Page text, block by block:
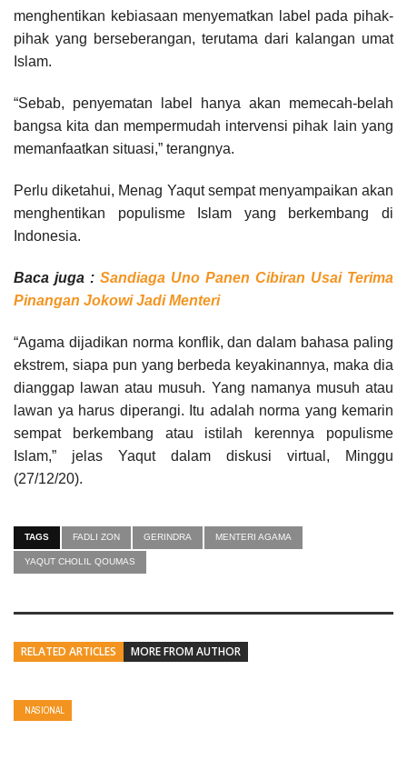
menghentikan kebiasaan menyematkan label pada pihak-
pihak yang berseberangan, terutama dari kalangan umat
Islam.
“Sebab, penyematan label hanya akan memecah-belah
bangsa kita dan mempermudah intervensi pihak lain yang
memanfaatkan situasi,” terangnya.
Perlu diketahui, Menag Yaqut sempat menyampaikan akan
menghentikan populisme Islam yang berkembang di
Indonesia.
Baca juga : Sandiaga Uno Panen Cibiran Usai Terima
Pinangan Jokowi Jadi Menteri
“Agama dijadikan norma konflik, dan dalam bahasa paling
ekstrem, siapa pun yang berbeda keyakinannya, maka dia
dianggap lawan atau musuh. Yang namanya musuh atau
lawan ya harus diperangi. Itu adalah norma yang kemarin
sempat berkembang atau istilah kerennya populisme
Islam,” jelas Yaqut dalam diskusi virtual, Minggu
(27/12/20).
TAGS FADLI ZON GERINDRA MENTERI AGAMA
YAQUT CHOLIL QOUMAS
RELATED ARTICLES MORE FROM AUTHOR
NASIONAL